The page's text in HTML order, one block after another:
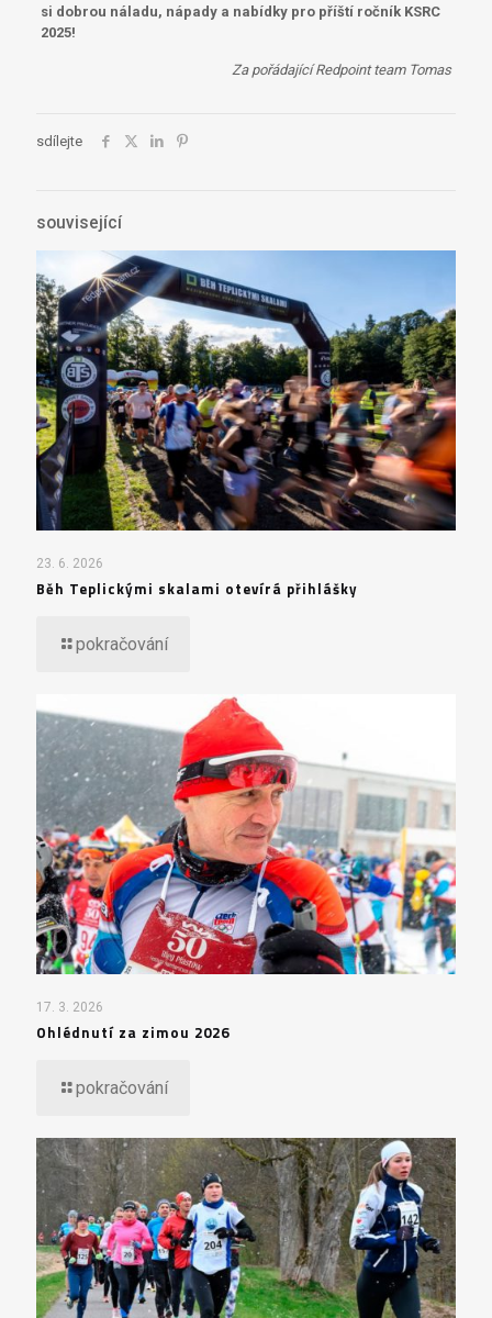
si dobrou náladu, nápady a nabídky pro příští ročník KSRC
2025!
Za pořádající Redpoint team Tomas
sdílejte
související
23. 6. 2026
Běh Teplickými skalami otevírá přihlášky
pokračování
17. 3. 2026
Ohlédnutí za zimou 2026
pokračování